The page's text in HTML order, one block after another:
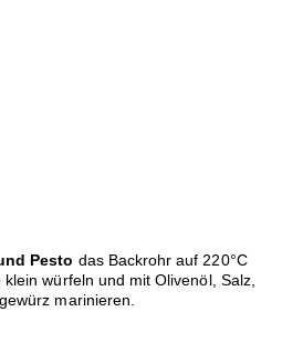
Pesto das Backrohr auf 220°C
würfeln und mit Olivenöl, Salz,
marinieren.